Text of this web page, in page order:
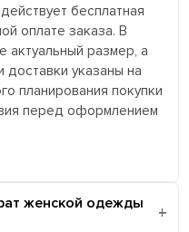
бесплатная
оплате заказа. В
актуальный размер, а
указаны на
планирования покупки
перед оформлением
женской одежды